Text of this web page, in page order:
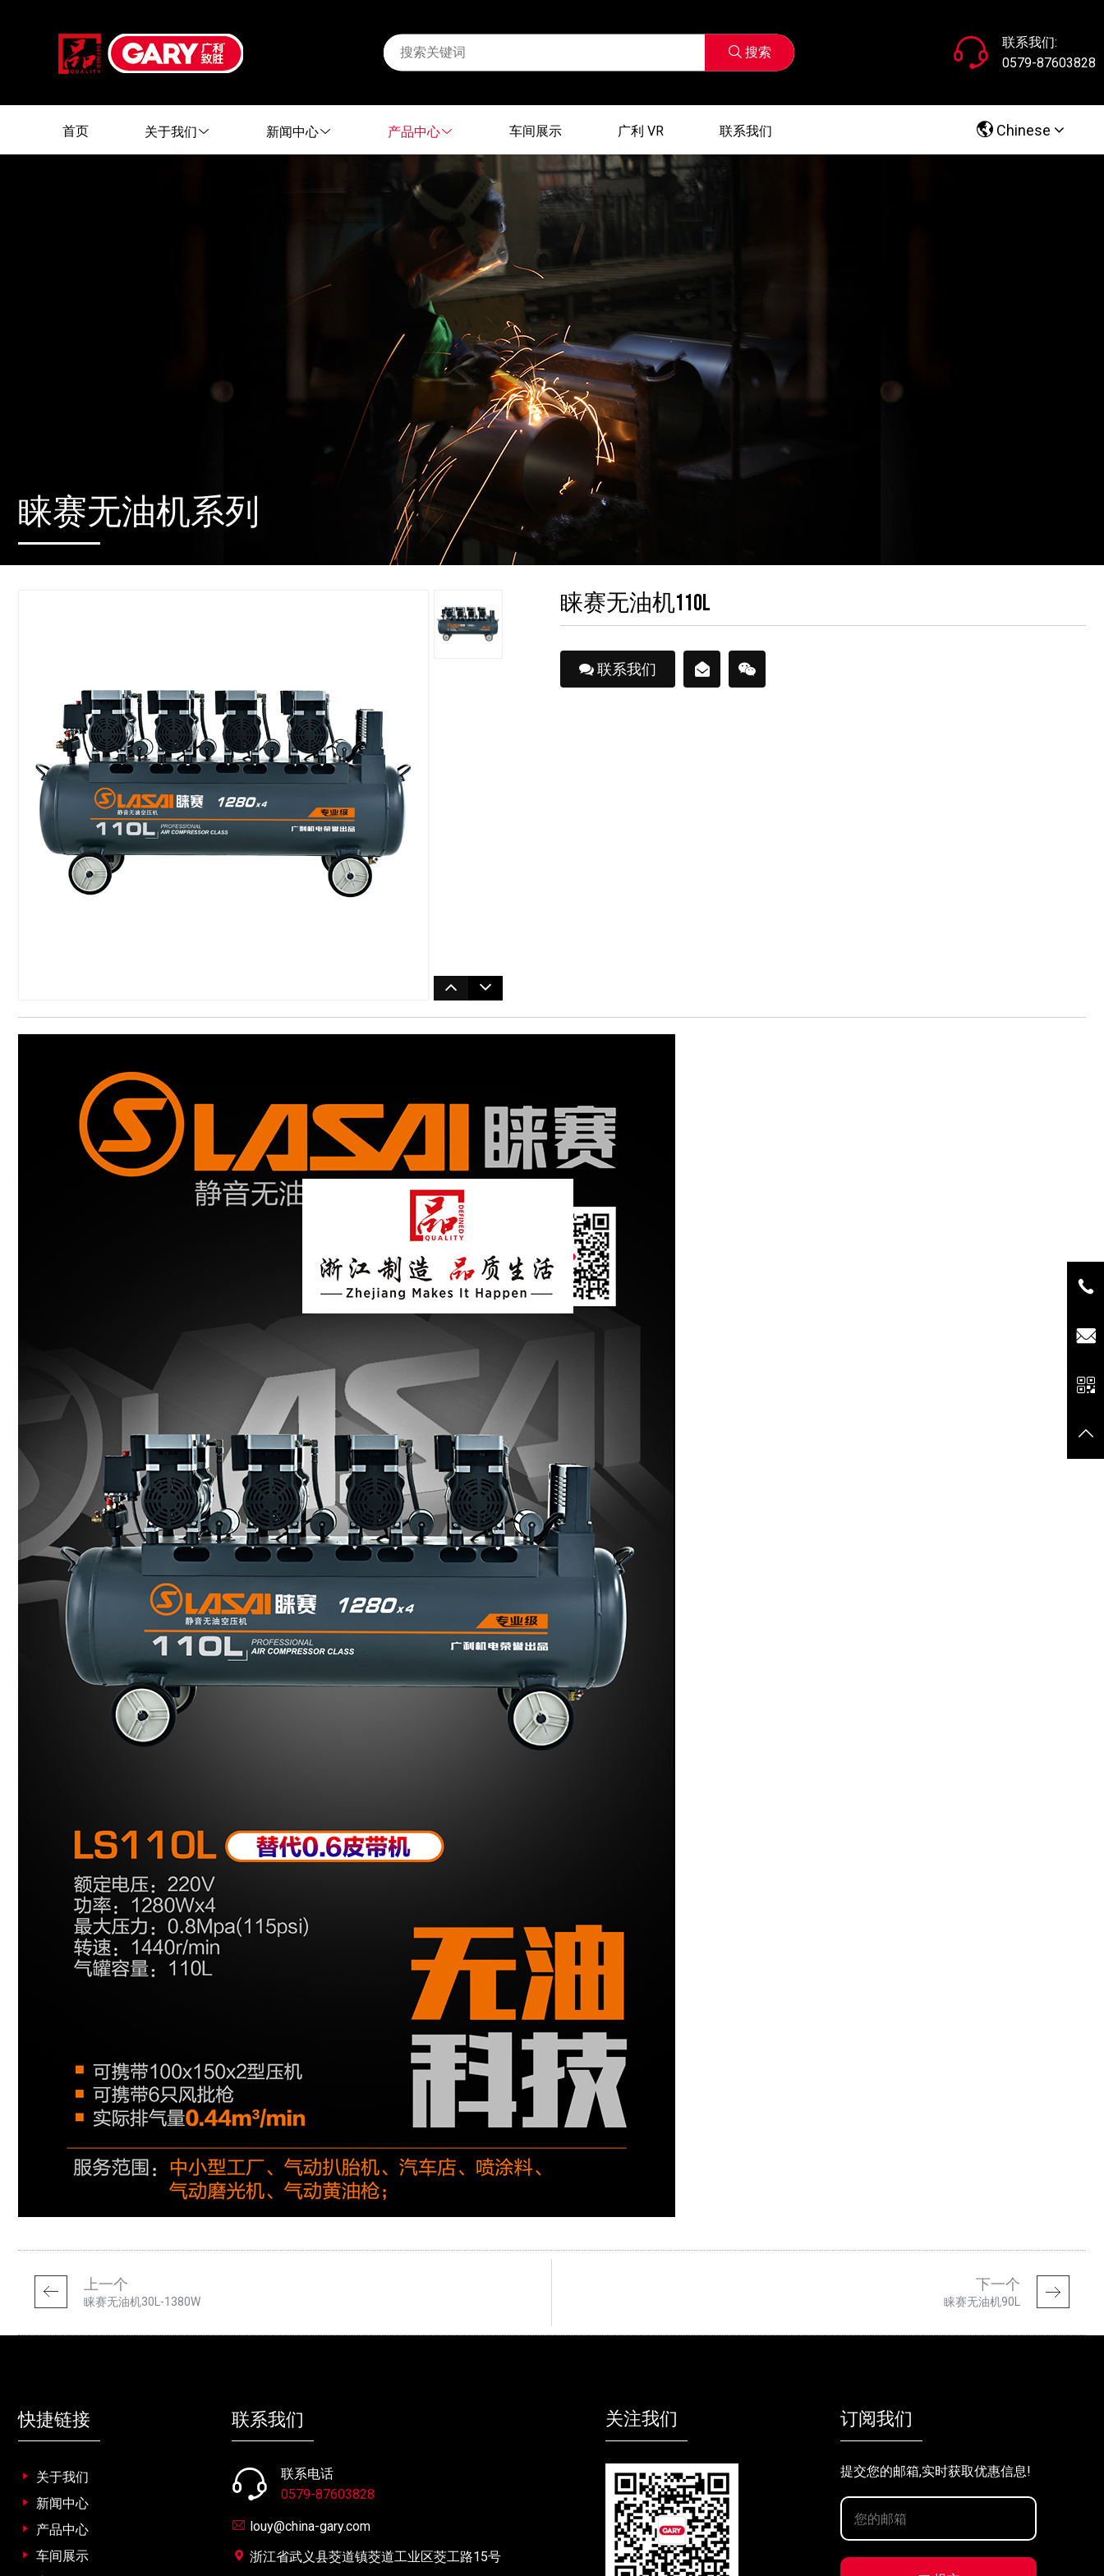
搜索
联系我们:
0579-87603828
首页 关于我们 新闻中心 产品中心
产品中心
车间展示
车间展示
广利 VR
广利 VR
联系我们 Chinese
睐赛无油机系列
睐赛无油机110L
联系我们
上一个
睐赛无油机30L-1380W
下一个
睐赛无油机90L
快捷链接
关于我们
新闻中心
产品中心
车间展示
联系我们
联系电话
0579-87603828
louy@china-gary.com
浙江省武义县茭道镇茭道工业区茭工路15号
关注我们 订阅我们
提交您的邮箱,实时获取优惠信息!